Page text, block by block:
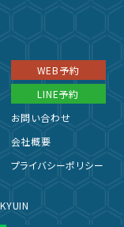
WEB予約
LINE予約
お問い合わせ
会社概要
プライバシーポリシー